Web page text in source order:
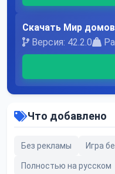
Скачать Мир
Версия: 42.2.0
Что добавлено
Без рекламы Игра
Полностью на русском